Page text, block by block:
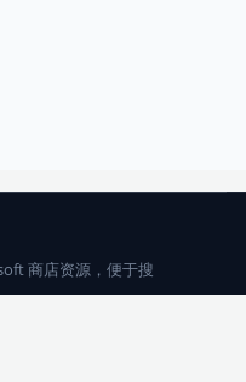
商店资源，便于搜